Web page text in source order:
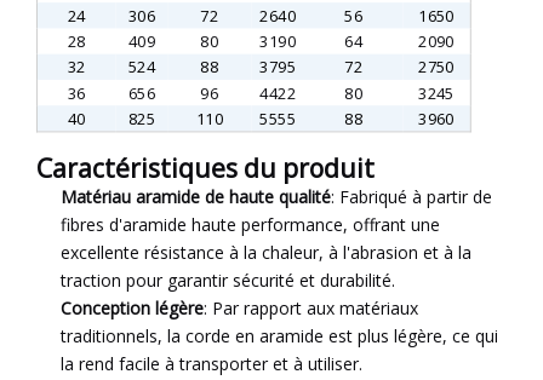
24
306 72 2640 56
1650
28
409 80 3190 64
2090
32
524 88 3795 72
2750
36
656 96 4422 80
3245
40
825 110 5555 88 3960
Caractéristiques du produit
Matériau aramide de haute qualité: Fabriqué à partir de
fibres d'aramide haute performance, offrant une
excellente résistance à la chaleur, à l'abrasion et à la
traction pour garantir sécurité et durabilité.
Conception légère: Par rapport aux matériaux
traditionnels, la corde en aramide est plus légère, ce qui
la rend facile à transporter et à utiliser.